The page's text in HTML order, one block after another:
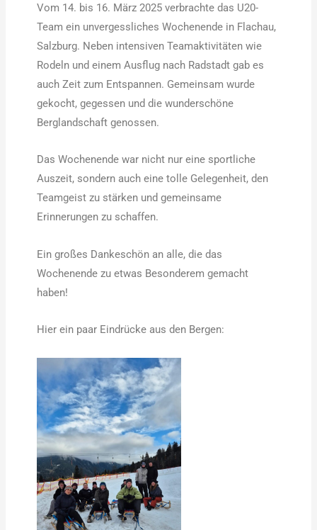
Vom 14. bis 16. März 2025 verbrachte das U20-
Team ein unvergessliches Wochenende in Flachau,
Salzburg. Neben intensiven Teamaktivitäten wie
Rodeln und einem Ausflug nach Radstadt gab es
auch Zeit zum Entspannen. Gemeinsam wurde
gekocht, gegessen und die wunderschöne
Berglandschaft genossen.
Das Wochenende war nicht nur eine sportliche
Auszeit, sondern auch eine tolle Gelegenheit, den
Teamgeist zu stärken und gemeinsame
Erinnerungen zu schaffen.
Ein großes Dankeschön an alle, die das
Wochenende zu etwas Besonderem gemacht
haben!
Hier ein paar Eindrücke aus den Bergen: